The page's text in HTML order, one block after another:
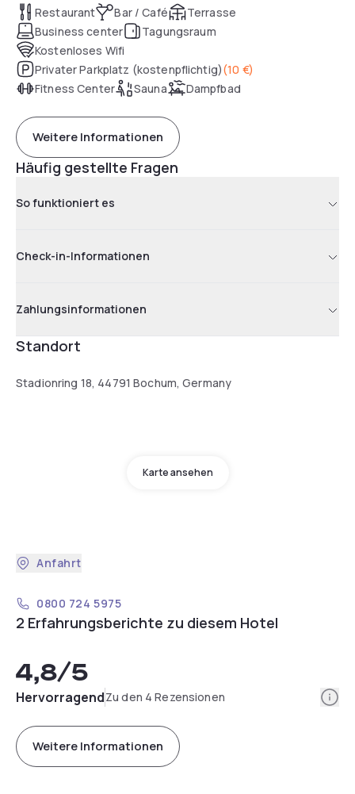
Restaurant Bar / Café
Terrasse
Business center
Tagungsraum
Kostenloses Wifi
Privater Parkplatz (kostenpflichtig)(10 €)
Fitness Center
Sauna Dampfbad
Weitere Informationen
Häufig gestellte Fragen
So funktioniert es
Check-in-Informationen
Zahlungsinformationen
Standort
Stadionring 18, 44791 Bochum, Germany
Karte ansehen
Anfahrt
0800 724 5975
2 Erfahrungsberichte zu diesem Hotel
4,8/5
HervorragendZu den 4 Rezensionen
Weitere Informationen